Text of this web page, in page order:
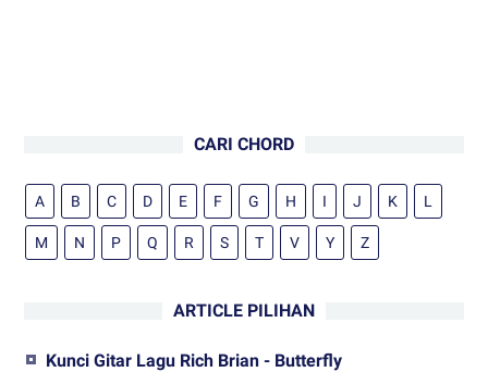
CARI CHORD
A B C D E F G H I J K L
M N P Q R S T V Y Z
ARTICLE PILIHAN
Kunci Gitar Lagu Rich Brian - Butterfly